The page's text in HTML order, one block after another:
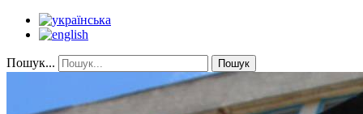
Пошук... Пошук